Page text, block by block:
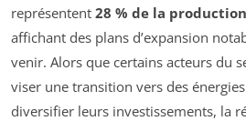
représentent 28 % de la
affichant des plans d’expansion
venir. Alors que certains acteurs du
viser une transition vers des
diversifier leurs investissements, la